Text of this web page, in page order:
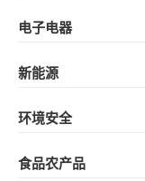
电子电器
新能源
环境安全
食品农产品